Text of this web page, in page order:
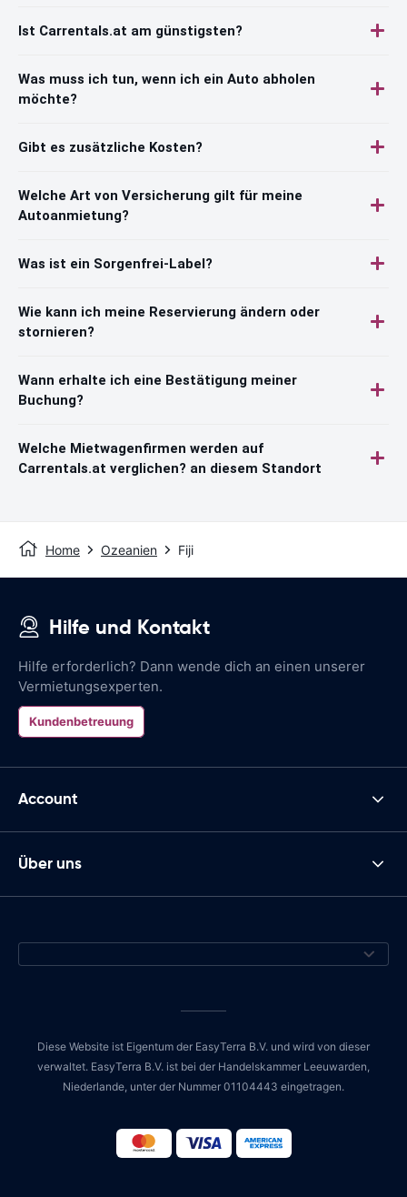
Ist Carrentals.at am günstigsten?
Was muss ich tun, wenn ich ein Auto abholen
möchte?
Gibt es zusätzliche Kosten?
Welche Art von Versicherung gilt für meine
Autoanmietung?
Was ist ein Sorgenfrei-Label?
Wie kann ich meine Reservierung ändern oder
stornieren?
Wann erhalte ich eine Bestätigung meiner
Buchung?
Welche Mietwagenfirmen werden auf
Carrentals.at verglichen? an diesem Standort
Home Ozeanien Fiji
Hilfe und Kontakt
Hilfe erforderlich? Dann wende dich an einen unserer
Vermietungsexperten.
Kundenbetreuung
Account
Über uns
Diese Website ist Eigentum der EasyTerra B.V. und wird von dieser
verwaltet. EasyTerra B.V. ist bei der Handelskammer Leeuwarden,
Niederlande, unter der Nummer 01104443 eingetragen.